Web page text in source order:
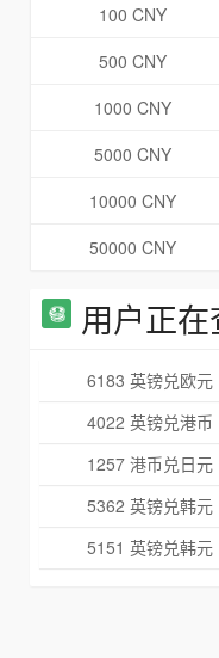
100 CNY
500 CNY
1000 CNY
5000 CNY
10000 CNY
50000 CNY
用户正在
6183 英镑兑欧元
4022 英镑兑港币
1257 港币兑日元
5362 英镑兑韩元
5151 英镑兑韩元